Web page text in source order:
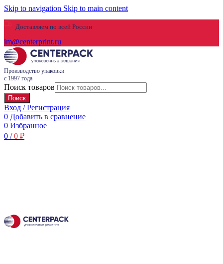
Skip to navigation Skip to main content
Доставляем по всей России
im@centerprint.ru
Производство упаковки
с 1997 года
Поиск товаров
Поиск
Вход / Регистрация
0 Добавить в сравнение
0 Избранное
0 / 0 ₽